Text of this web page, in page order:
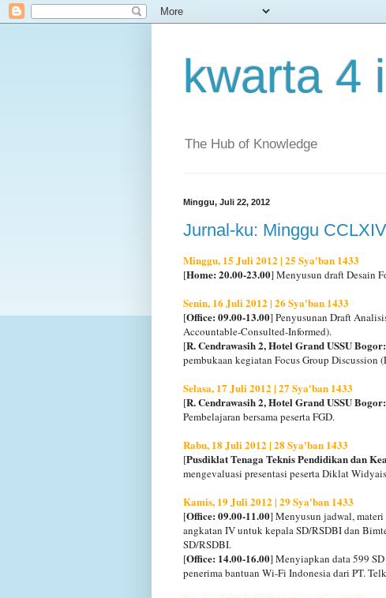
kwarta 4
The Hub of Knowledge
Minggu, Juli 22, 2012
Jurnal-ku: Minggu
Minggu, 15 Juli 2012 | 25 Sya'ban 1433
[Home: 20.00-23.00] Menyusun draft Desain
Senin, 16 Juli 2012 | 26 Sya'ban 1433
[Office: 09.00-13.00] Penyusunan Draft
Accountable-Consulted-Informed).
[R. Cendrawasih 2, Hotel Grand USSU
pembukaan kegiatan Focus Group Discussion
Selasa, 17 Juli 2012 | 27 Sya'ban 1433
[R. Cendrawasih 2, Hotel Grand USSU
Pembelajaran bersama peserta FGD.
Rabu, 18 Juli 2012 | 28 Sya'ban 1433
[Pusdiklat Tenaga Teknis Pendidikan dan
mengevaluasi presentasi peserta Diklat
Kamis, 19 Juli 2012 | 29 Sya'ban 1433
[Office: 09.00-11.00] Menyusun jadwal,
angkatan IV untuk kepala SD/RSDBI dan
SD/RSDBI.
[Office: 14.00-16.00] Menyiapkan data 599
penerima bantuan Wi-Fi Indonesia dari PT.